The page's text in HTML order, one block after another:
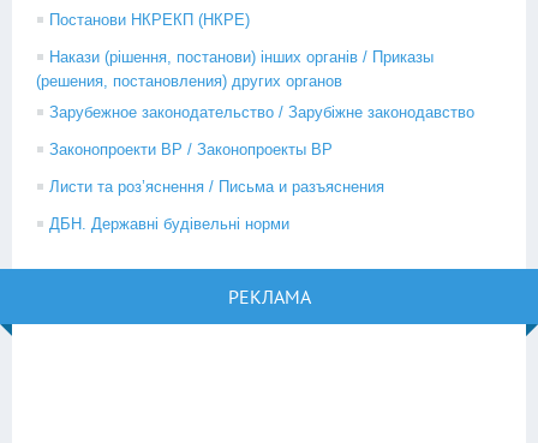
Постанови НКРЕКП (НКРЕ)
Накази (рішення, постанови) інших органів / Приказы
(решения, постановления) других органов
Зарубежное законодательство / Зарубіжне законодавство
Законопроекти ВР / Законопроекты ВР
Листи та роз’яснення / Письма и разъяснения
ДБН. Державні будівельні норми
РЕКЛАМА